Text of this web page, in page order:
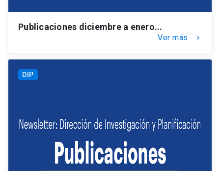
Publicaciones diciembre a enero...
Ver más keyboard_arrow_right
DIP